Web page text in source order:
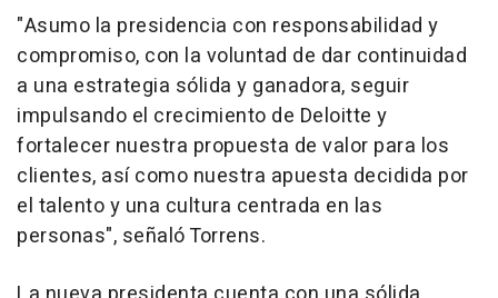
"Asumo la presidencia con responsabilidad y
compromiso, con la voluntad de dar continuidad
a una estrategia sólida y ganadora, seguir
impulsando el crecimiento de Deloitte y
fortalecer nuestra propuesta de valor para los
clientes, así como nuestra apuesta decidida por
el talento y una cultura centrada en las
personas", señaló Torrens.